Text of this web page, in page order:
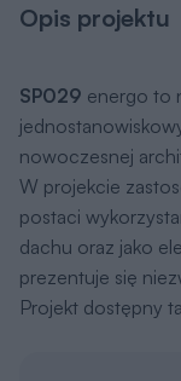
Opis projektu
SP029 energo to
nowoczesnej
W projekcie
postaci
dachu oraz jako
prezentuje się
Projekt dostępny